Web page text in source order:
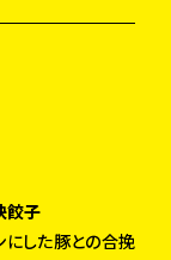
餃子
にした豚との合挽